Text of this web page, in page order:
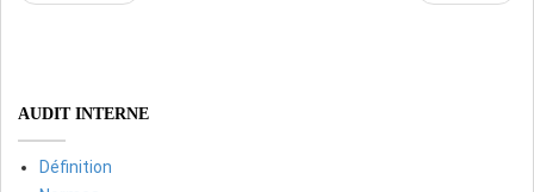
AUDIT INTERNE
Définition